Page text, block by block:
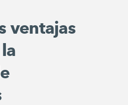
ventajas